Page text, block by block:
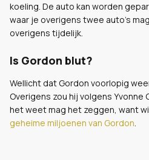
koeling. De auto kan worden
waar je overigens twee auto's
overigens tijdelijk.
Is Gordon blut?
Wellicht dat Gordon voorlopig
Overigens zou hij volgens
het weet mag het zeggen, want
geheime miljoenen van Gordon.